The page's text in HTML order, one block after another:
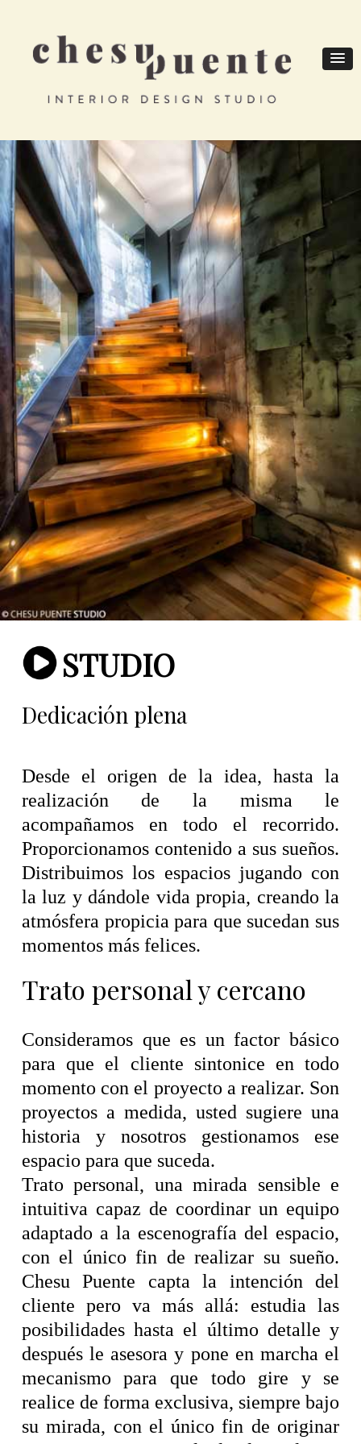
STUDIO
Dedicación plena
Desde el origen de la idea, hasta la
realización de la misma le
acompañamos en todo el recorrido.
Proporcionamos contenido a sus sueños.
Distribuimos los espacios jugando con
la luz y dándole vida propia, creando la
atmósfera propicia para que sucedan sus
momentos más felices.
Trato personal y cercano
Consideramos que es un factor básico
para que el cliente sintonice en todo
momento con el proyecto a realizar. Son
proyectos a medida, usted sugiere una
historia y nosotros gestionamos ese
espacio para que suceda.
Trato personal, una mirada sensible e
intuitiva capaz de coordinar un equipo
adaptado a la escenografía del espacio,
con el único fin de realizar su sueño.
Chesu Puente capta la intención del
cliente pero va más allá: estudia las
posibilidades hasta el último detalle y
después le asesora y pone en marcha el
mecanismo para que todo gire y se
realice de forma exclusiva, siempre bajo
su mirada, con el único fin de originar